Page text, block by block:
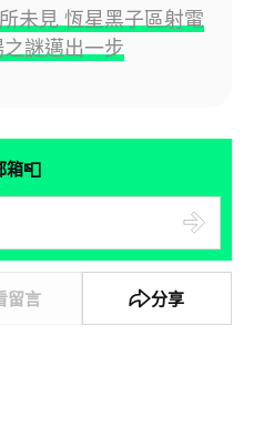
未見 恆星黑子區射電
謎邁出一步
箱📮
留言 分享